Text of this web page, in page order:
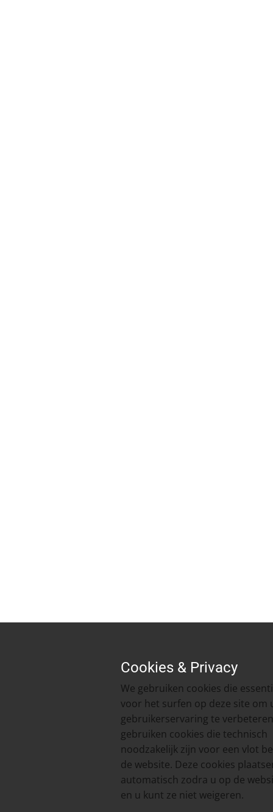
Cookies & Privacy
​We gebruiken cookies die
voor het surfen op deze site om
gebruikerservaring te
gebruiken cookies die technisch
noodzakelijk zijn voor een vlot
de website. Deze cookies
automatisch zodra u op de
en u kunt ze niet weigeren.